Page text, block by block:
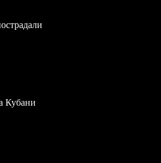
Кубани